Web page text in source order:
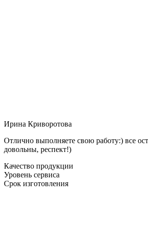
Ирина Криворотова
Отлично выполняете свою работу:) все
довольны, респект!)
Качество продукции
Уровень сервиса
Срок изготовления